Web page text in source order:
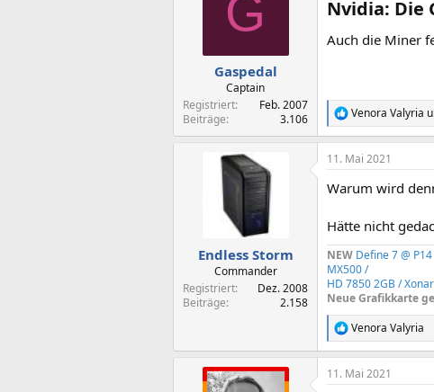
i
n
G
Gaspedal
Captain
Registriert
Feb. 2007
Beiträge
3.106
Nvidia: Die
Auch die Miner
R
e
a
k
i
n
e
n
:
Venora Valyria
Endless Storm
Commander
Registriert
Dez. 2008
Beiträge
2.158
11. Mai 2021
Warum wird
Hätte nicht
NEW Define 7 @
MX500 /
HD 7850 2GB /
Neue Grafikkarte
R
e
a
k
Venora Valyria
11. Mai 2021